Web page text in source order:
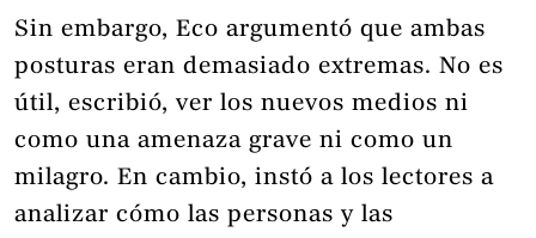
Sin embargo, Eco argumentó que ambas
posturas eran demasiado extremas. No es
útil, escribió, ver los nuevos medios ni
como una amenaza grave ni como un
milagro. En cambio, instó a los lectores a
analizar cómo las personas y las